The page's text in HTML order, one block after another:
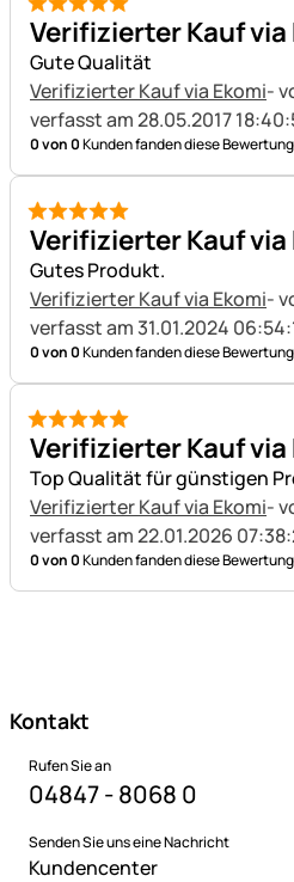
5 von 5
Verifizierter Kauf via
Gute Qualität
Verifizierter Kauf via Ekomi-
verfasst am 28.05.2017
0 von 0Kunden fanden diese
5 von 5
Verifizierter Kauf via
Gutes Produkt.
Verifizierter Kauf via Ekomi-
verfasst am 31.01.2024
0 von 0Kunden fanden diese
5 von 5
Verifizierter Kauf via
Top Qualität für günstigen
Verifizierter Kauf via Ekomi-
verfasst am 22.01.2026
0 von 0Kunden fanden diese
Kontakt
Rufen Sie an
04847 - 8068 0
Senden Sie uns eine Nachricht
Kundencenter